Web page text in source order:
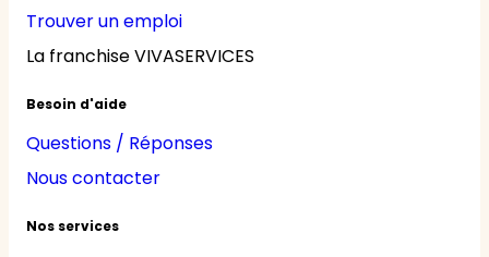
Trouver un emploi
La franchise VIVASERVICES
Besoin d'aide
Questions / Réponses
Nous contacter
Nos services